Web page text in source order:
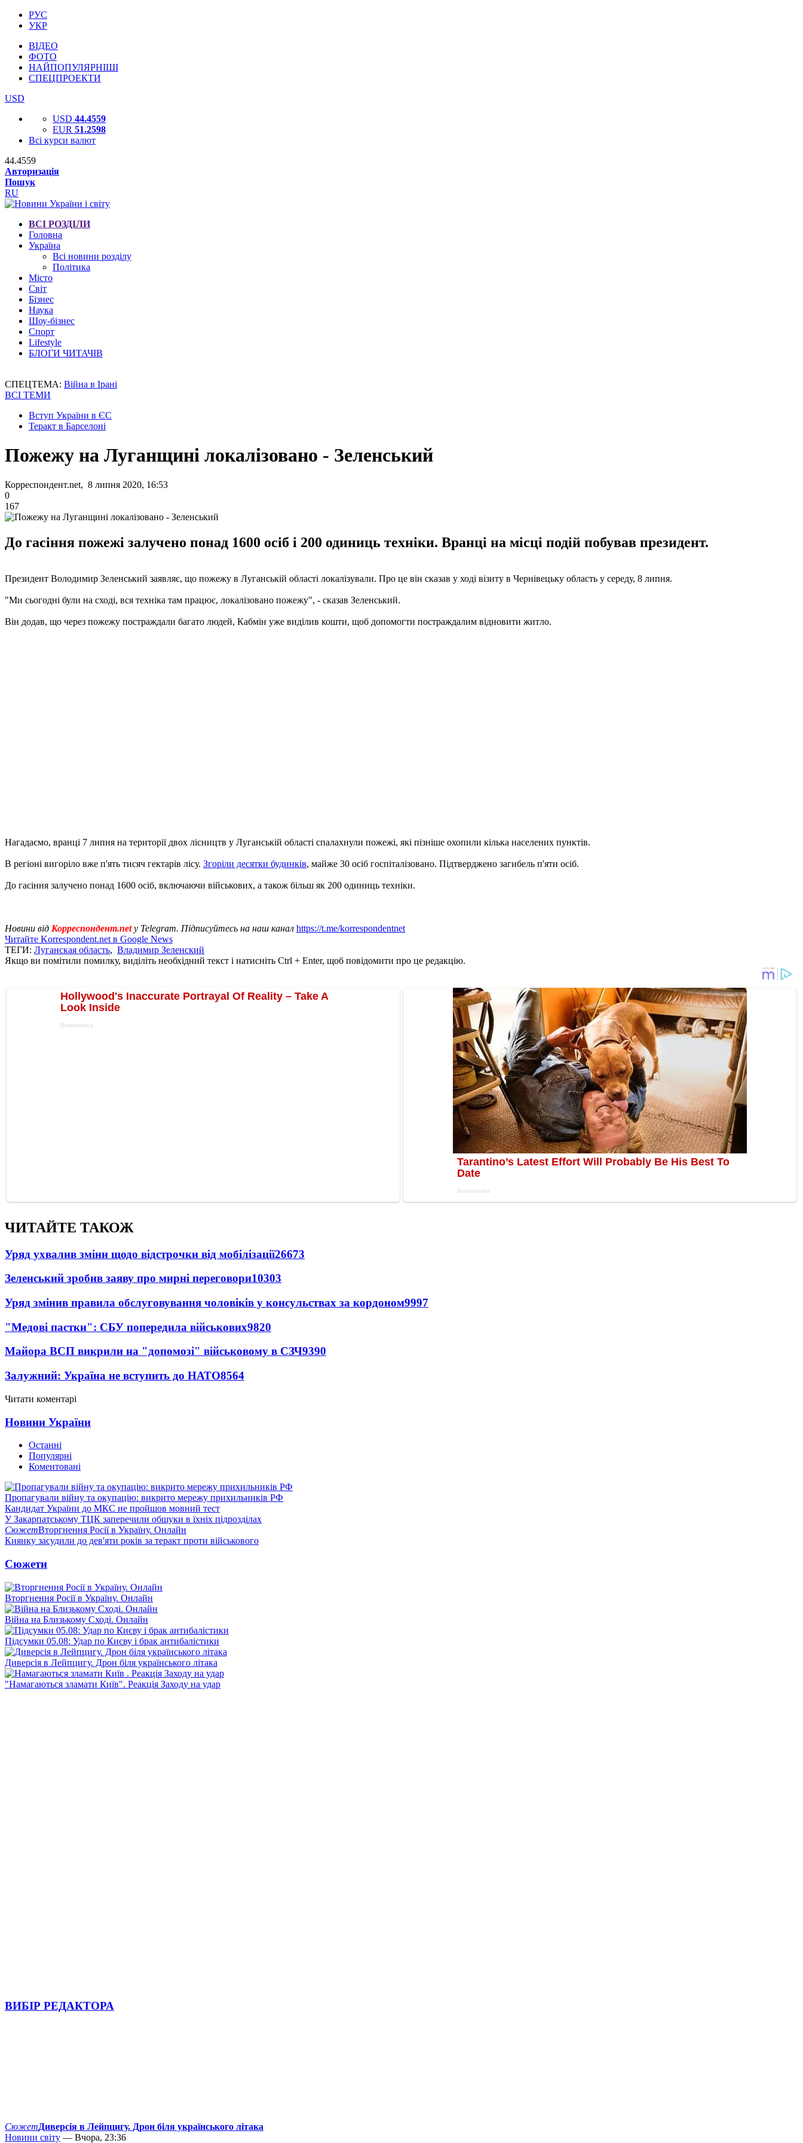
РУС
УКР
ВІДЕО
ФОТО
НАЙПОПУЛЯРНІШІ
СПЕЦПРОЕКТИ
USD
USD 44.4559
EUR 51.2598
Всі курси валют
44.4559
Авторизація
Пошук
RU
ВСІ РОЗДІЛИ
Головна
Україна
Всі новини розділу
Політика
Місто
Світ
Бізнес
Наука
Шоу-бізнес
Спорт
Lifestyle
БЛОГИ ЧИТАЧІВ
СПЕЦТЕМА: Війна в Ірані
ВСІ ТЕМИ
Вступ України в ЄС
Теракт в Барселоні
Пожежу на Луганщині локалізовано - Зеленський
Корреспондент.net, 8 липня 2020, 16:53
0
167
До гасіння пожежі залучено понад 1600 осіб і 200 одиниць техніки. Вранці на місці подій побував президент.
Президент Володимир Зеленський заявляє, що пожежу в Луганській області локалізували. Про це він сказав у ході візиту в Чернівецьку область у середу, 8 липня.
"Ми сьогодні були на сході, вся техніка там працює, локалізовано пожежу", - сказав Зеленський.
Він додав, що через пожежу постраждали багато людей, Кабмін уже виділив кошти, щоб допомогти постраждалим відновити житло.
Нагадаємо, вранці 7 липня на території двох лісництв у Луганській області спалахнули пожежі, які пізніше охопили кілька населених пунктів.
В регіоні вигоріло вже п'ять тисяч гектарів лісу. Згоріли десятки будинків, майже 30 осіб госпіталізовано. Підтверджено загибель п'яти осіб.
До гасіння залучено понад 1600 осіб, включаючи військових, а також більш як 200 одиниць техніки.
Новини від Корреспондент.net у Telegram. Підписуйтесь на наш канал https://t.me/korrespondentnet
Читайте Korrespondent.net в Google News
ТЕГИ: Луганская область, Владимир Зеленский
Якщо ви помітили помилку, виділіть необхідний текст і натисніть Ctrl + Enter, щоб повідомити про це редакцію.
ЧИТАЙТЕ ТАКОЖ
Уряд ухвалив зміни щодо відстрочки від мобілізації26673
Зеленський зробив заяву про мирні переговори10303
Уряд змінив правила обслуговування чоловіків у консульствах за кордоном9997
"Медові пастки": СБУ попередила військових9820
Майора ВСП викрили на "допомозі" військовому в СЗЧ9390
Залужний: Україна не вступить до НАТО8564
Читати коментарі
Новини України
Останні
Популярні
Коментовані
Пропагували війну та окупацію: викрито мережу прихильників РФ
Кандидат України до МКС не пройшов мовний тест
У Закарпатському ТЦК заперечили обшуки в їхніх підрозділах
СюжетВторгнення Росії в Україну. Онлайн
Киянку засудили до дев'яти років за теракт проти військового
Сюжети
Вторгнення Росії в Україну. Онлайн
Війна на Близькому Сході. Онлайн
Підсумки 05.08: Удар по Києву і брак антибалістики
Диверсія в Лейпцигу. Дрон біля українського літака
"Намагаються зламати Київ". Реакція Заходу на удар
ВИБІР РЕДАКТОРА
СюжетДиверсія в Лейпцигу. Дрон біля українського літака
Новини світу — Вчора, 23:36